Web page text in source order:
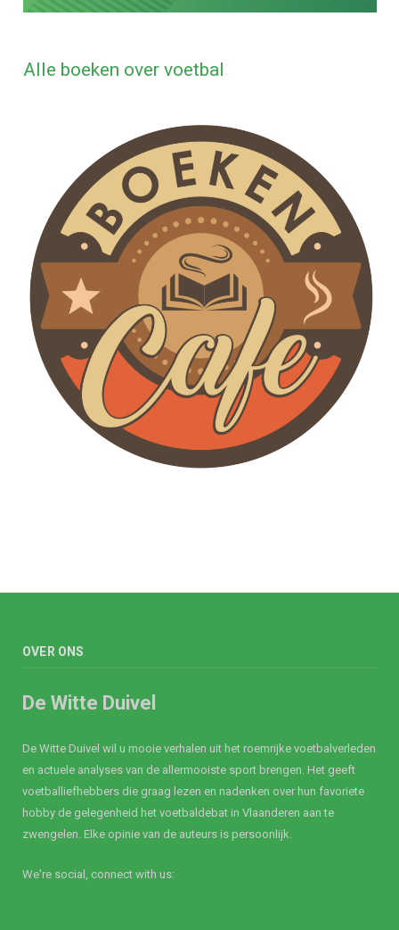
Alle boeken over voetbal
OVER ONS
De Witte Duivel
De Witte Duivel wil u mooie verhalen uit het roemrijke voetbalverleden
en actuele analyses van de allermooiste sport brengen. Het geeft
voetballiefhebbers die graag lezen en nadenken over hun favoriete
hobby de gelegenheid het voetbaldebat in Vlaanderen aan te
zwengelen. Elke opinie van de auteurs is persoonlijk.
We're social, connect with us: